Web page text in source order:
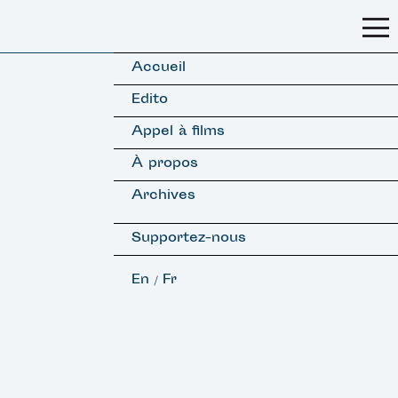
Accueil
Edito
Appel à films
À propos
Archives
Supportez-nous
En / Fr